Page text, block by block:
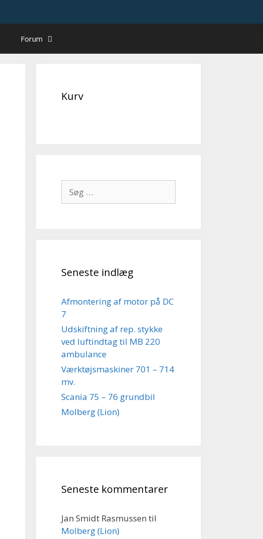
Forum
Kurv
efter:
Seneste indlæg
Afmontering af motor på DC
7
Udskiftning af rep. stykke
ved luftindtag til MB 220
ambulance
Værktøjsmaskiner 701 – 714
mv.
Scania 75 – 76 grundbil
Molberg (Lion)
Seneste kommentarer
Jan Smidt Rasmussen til
Molberg (Lion)